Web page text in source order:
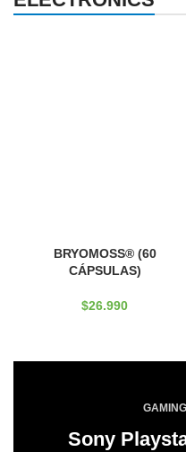
BRYOMOSS® (60
CÁPSULAS)
$26.990
Sony